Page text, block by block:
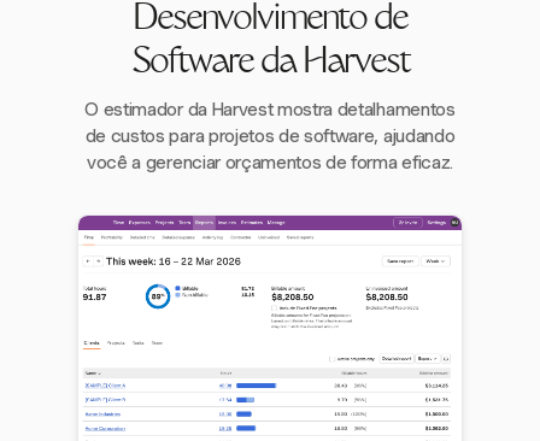
Desenvolvimento de
Software da Harvest
O estimador da Harvest mostra detalhamentos
de custos para projetos de software, ajudando
você a gerenciar orçamentos de forma eficaz.